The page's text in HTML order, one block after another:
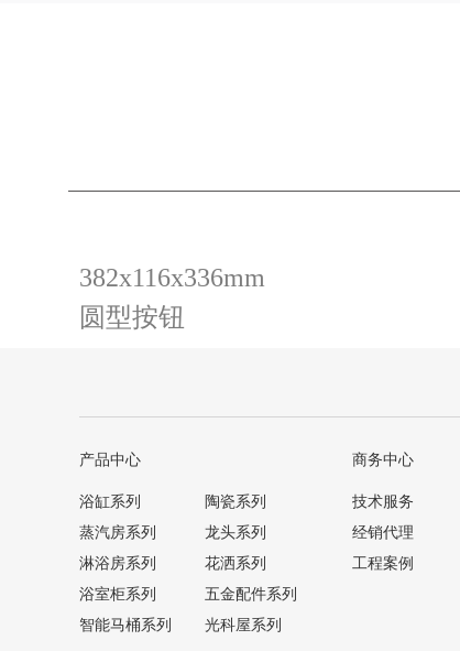
382x116x336mm
圆型按钮
产品中心
浴缸系列
蒸汽房系列
淋浴房系列
浴室柜系列
智能马桶系列
陶瓷系列
龙头系列
花洒系列
五金配件系列
光科屋系列
商务中心
技术服务
经销代理
工程案例